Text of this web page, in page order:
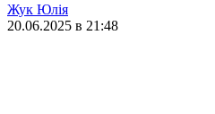
Жук Юлія
20.06.2025 в 21:48